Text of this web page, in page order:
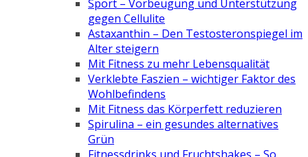
Sport – Vorbeugung und Unterstützung
gegen Cellulite
Astaxanthin – Den Testosteronspiegel im
Alter steigern
Mit Fitness zu mehr Lebensqualität
Verklebte Faszien – wichtiger Faktor des
Wohlbefindens
Mit Fitness das Körperfett reduzieren
Spirulina – ein gesundes alternatives
Grün